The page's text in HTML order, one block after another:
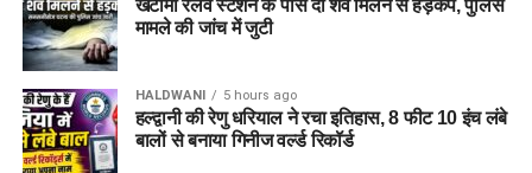
मुख्यमंत्री ने सभी से हरेला पर्व को पर्यावरण संरक्षण के जनआंदोलन के रूप
का संकल्प लेने का आह्वान किया।
खटीमा रेलवे स्टेशन के पास दो शव मिलने से हड़कंप, पुलिस
मामले की जांच में जुटी
HALDWANI 5 hours ago
हल्द्वानी की रेणु धरियाल ने रचा इतिहास, 8 फीट 10 इंच लंबे
बालों से बनाया गिनीज वर्ल्ड रिकॉर्ड